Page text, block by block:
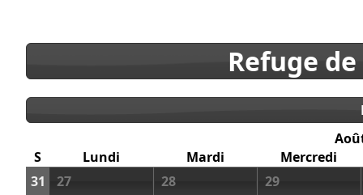
Refuge
S
Lundi Mardi
Mercredi
31
27 28 29